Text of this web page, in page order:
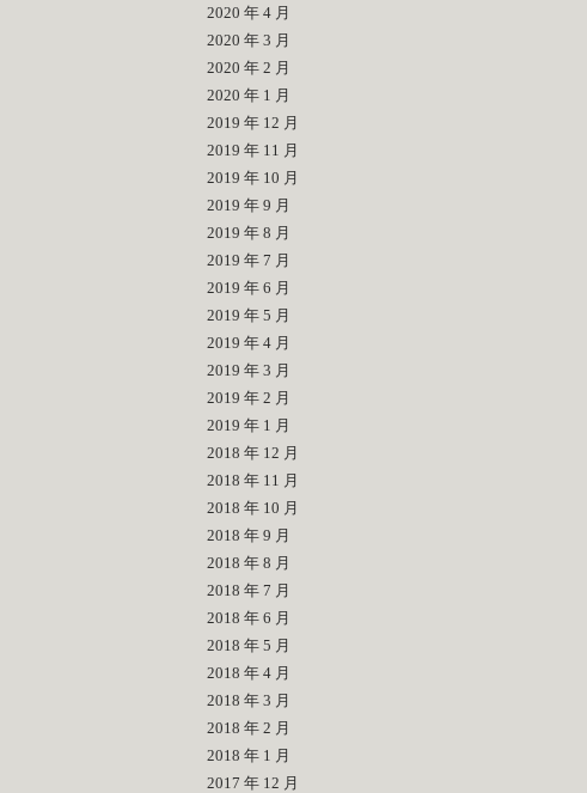
2020 年 4 月
2020 年 3 月
2020 年 2 月
2020 年 1 月
2019 年 12 月
2019 年 11 月
2019 年 10 月
2019 年 9 月
2019 年 8 月
2019 年 7 月
2019 年 6 月
2019 年 5 月
2019 年 4 月
2019 年 3 月
2019 年 2 月
2019 年 1 月
2018 年 12 月
2018 年 11 月
2018 年 10 月
2018 年 9 月
2018 年 8 月
2018 年 7 月
2018 年 6 月
2018 年 5 月
2018 年 4 月
2018 年 3 月
2018 年 2 月
2018 年 1 月
2017 年 12 月